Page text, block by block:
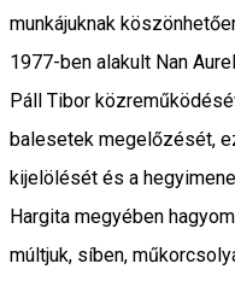
munkájuknak
1977-ben alakult Nan
Páll Tibor
balesetek megelőzését,
kijelölését és a
Hargita megyében
múltjuk, síben,